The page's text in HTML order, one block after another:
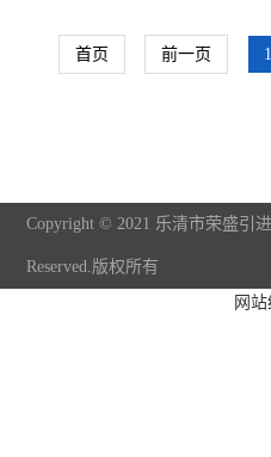
首页 前一页 1
Copyright © 2021 乐清市荣盛引
Reserved.版权所有
网